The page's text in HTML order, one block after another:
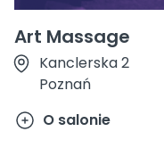
Art Massage
Kanclerska 2
Poznań
O salonie